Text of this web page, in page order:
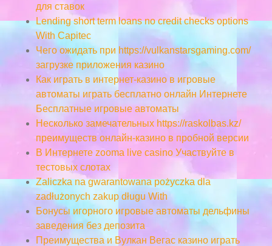
для ставок
Lending short term loans no credit checks options
With Capitec
Чего ожидать при https://vulkanstarsgaming.com/
загрузке приложения казино
Как играть в интернет-казино в игровые
автоматы играть бесплатно онлайн Интернете
Бесплатные игровые автоматы
Несколько замечательных https://raskolbas.kz/
преимуществ онлайн-казино в пробной версии
В Интернете zooma live casino Участвуйте в
тестовых слотах
Zaliczka na gwarantowana pożyczka dla
zadłużonych zakup długu With
Бонусы игорного игровые автоматы дельфины
заведения без депозита
Преимущества и Вулкан Вегас казино играть